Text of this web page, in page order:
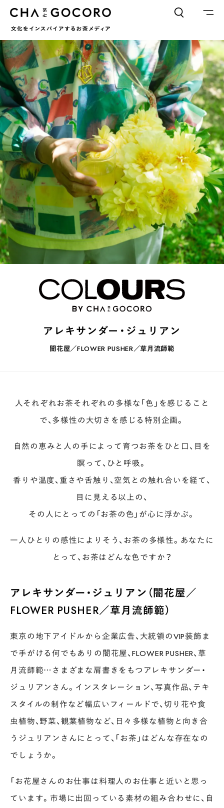
ワードでさがす
カテゴリでさがす
INTERVIEW CHAGOCORO TALK イベント 日本茶、再発見
茶と器 茶と食 茶のつくり手たち Ocha SURU? Lab.
PAUSE & INSPIRE ファーストプレイスで、お茶を COLUMN
COLOURS BY CHAGOCORO
お茶でさがす
煎茶 萎凋茶 発酵茶 ほうじ茶 紅茶 玄米茶
ブレンドティー 番茶 抹茶
ハーブティー 白葉茶 玉露 茎茶 碾茶 中国茶 粉茶
烏龍茶 ミルクティー かぶせ茶 茶外茶 ダージリン
場所でさがす
埼玉 大阪 千葉 静岡 東京 滋賀
神奈川 群馬 茨城 栃木 熊本 島根
アレキサンダー・ジュリアン
闇花屋／FLOWER PUSHER／草月流師範
人それぞれお茶それぞれの多様な「色」を感じること
で、多様性の大切さを感じる特別企画。
自然の恵みと人の手によって育つお茶をひと口、目を
瞑って、ひと呼吸。
香りや温度、重さや舌触り、空気との触れ合いを経て、
目に見える以上の、
その人にとっての「お茶の色」が心に浮かぶ。
一人ひとりの感性によりそう、お茶の多様性。あなたに
とって、お茶はどんな色ですか？
アレキサンダー・ジュリアン（闇花屋／
FLOWER PUSHER／草月流師範）
東京の地下アイドルから企業広告、大統領のVIP装飾ま
で手がける何でもありの闇花屋、FLOWER PUSHER、草
月流師範…さまざまな肩書きをもつアレキサンダー・
ジュリアンさん。インスタレーション、写真作品、テキ
スタイルの制作など幅広いフィールドで、切り花や食
虫植物、野菜、観葉植物など、日々多様な植物と向き合
うジュリアンさんにとって、「お茶」はどんな存在なの
でしょうか。
「お花屋さんのお仕事は料理人のお仕事と近いと思っ
ています。市場に出回っている素材の組み合わせに、自